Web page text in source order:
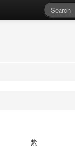
紫